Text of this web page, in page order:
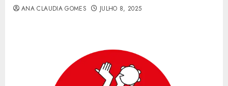
ANA CLAUDIA GOMES JULHO 8, 2025